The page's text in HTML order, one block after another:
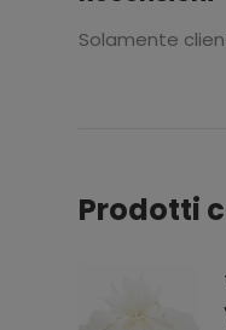
Solamente
Prodotti